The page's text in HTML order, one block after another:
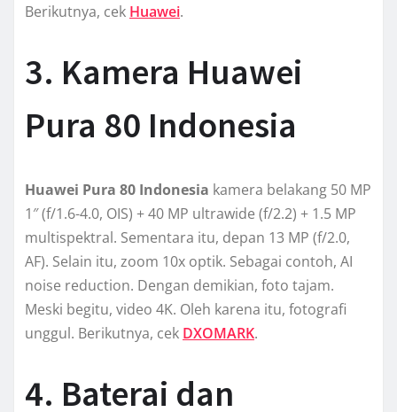
Berikutnya, cek Huawei.
3. Kamera Huawei
Pura 80 Indonesia
Huawei Pura 80 Indonesia kamera belakang 50 MP
1″ (f/1.6-4.0, OIS) + 40 MP ultrawide (f/2.2) + 1.5 MP
multispektral. Sementara itu, depan 13 MP (f/2.0,
AF). Selain itu, zoom 10x optik. Sebagai contoh, AI
noise reduction. Dengan demikian, foto tajam.
Meski begitu, video 4K. Oleh karena itu, fotografi
unggul. Berikutnya, cek DXOMARK.
4. Baterai dan